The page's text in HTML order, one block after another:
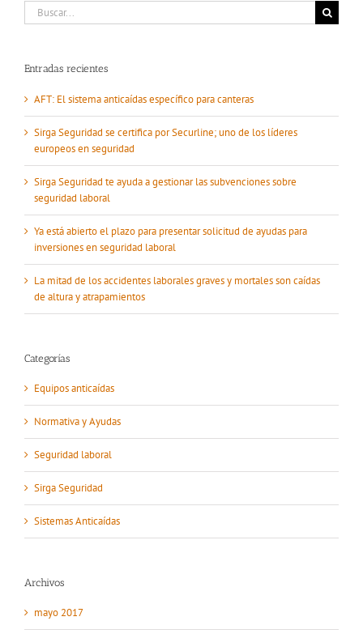
Buscar:
Entradas recientes
AFT: El sistema anticaídas específico para canteras
Sirga Seguridad se certifica por Securline; uno de los líderes
europeos en seguridad
Sirga Seguridad te ayuda a gestionar las subvenciones sobre
seguridad laboral
Ya está abierto el plazo para presentar solicitud de ayudas para
inversiones en seguridad laboral
La mitad de los accidentes laborales graves y mortales son caídas
de altura y atrapamientos
Categorías
Equipos anticaídas
Normativa y Ayudas
Seguridad laboral
Sirga Seguridad
Sistemas Anticaídas
Archivos
mayo 2017